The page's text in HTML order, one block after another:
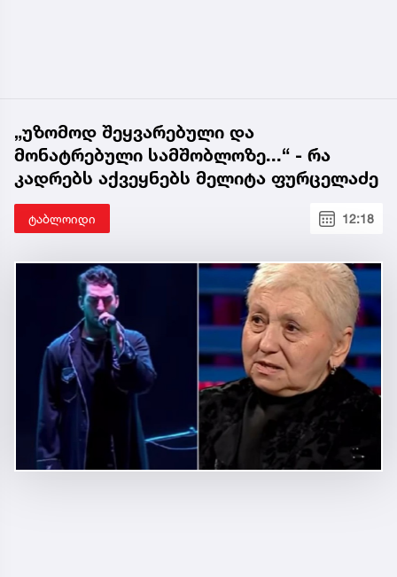
„უზომოდ შეყვარებული და
მონატრებული სამშობლოზე...“ - რა
კადრებს აქვეყნებს მელიტა ფურცელაძე
ტაბლოიდი 12:18